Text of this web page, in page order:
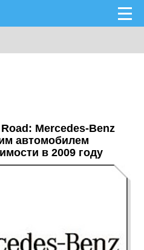
Mercedes-Benz
автомобилем
в 2009 году